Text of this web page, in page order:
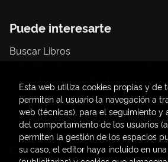
Puede interesarte
Buscar Libros
Papelería / material oficina
Consumo Sostenible
Contacto
Esta web utiliza cookies propias y de
permiten al usuario la navegación a
web (técnicas), para el seguimiento y
del comportamiento de los usuarios
permiten la gestión de los espacios
su caso, el editor haya incluido en